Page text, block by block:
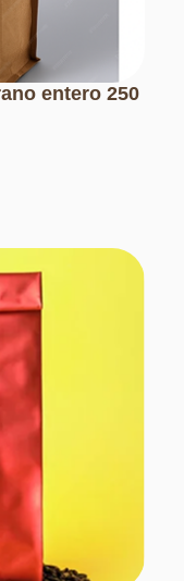
entero 250